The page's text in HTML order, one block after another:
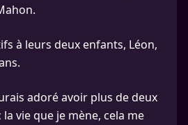
à leurs deux enfants, Léon,
adoré avoir plus de deux
vie que je mène, cela me